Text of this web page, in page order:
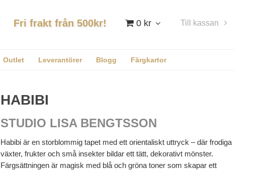
0 kr Till kassan
Fri frakt från 500kr!
Outlet Leverantörer Blogg Färgkartor
HABIBI
STUDIO LISA BENGTSSON
Habibi är en storblommig tapet med ett orientaliskt uttryck – där frodiga
växter, frukter och små insekter bildar ett tätt, dekorativt mönster.
Färgsättningen är magisk med blå och gröna toner som skapar ett